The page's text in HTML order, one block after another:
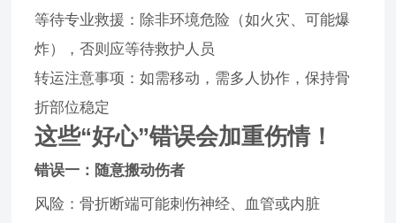
等待专业救援：除非环境危险（如火灾、可能爆
炸），否则应等待救护人员
转运注意事项：如需移动，需多人协作，保持骨
折部位稳定
这些“好心”错误会加重伤情！
错误一：随意搬动伤者
风险：骨折断端可能刺伤神经、血管或内脏